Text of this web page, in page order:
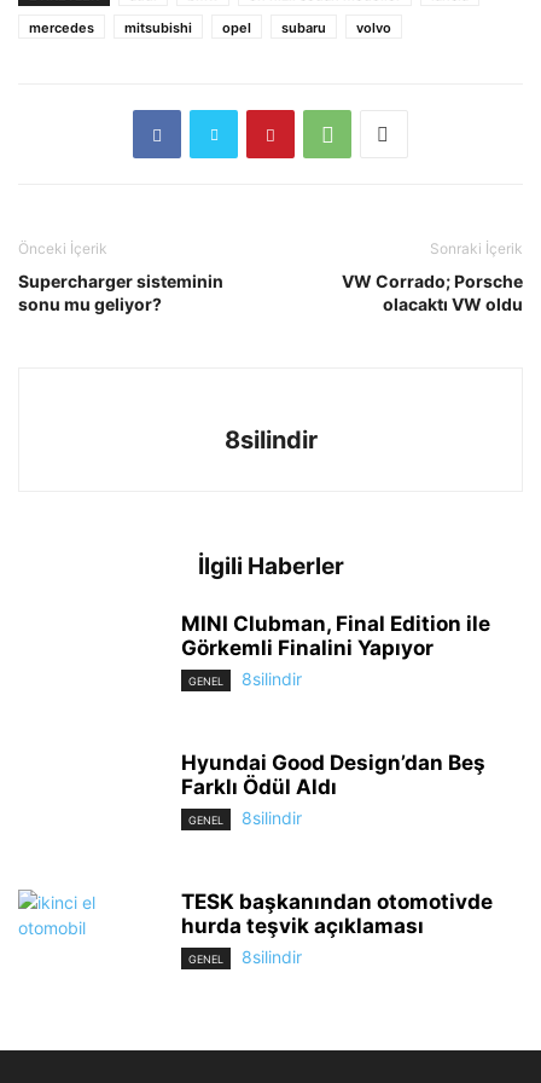
mercedes
mitsubishi opel subaru volvo
Önceki İçerik
Supercharger sisteminin
sonu mu geliyor?
Sonraki İçerik
VW Corrado; Porsche
olacaktı VW oldu
8silindir
İlgili Haberler
MINI Clubman, Final Edition ile
Görkemli Finalini Yapıyor
GENEL 8silindir
Hyundai Good Design’dan Beş
Farklı Ödül Aldı
GENEL 8silindir
TESK başkanından otomotivde
hurda teşvik açıklaması
GENEL 8silindir